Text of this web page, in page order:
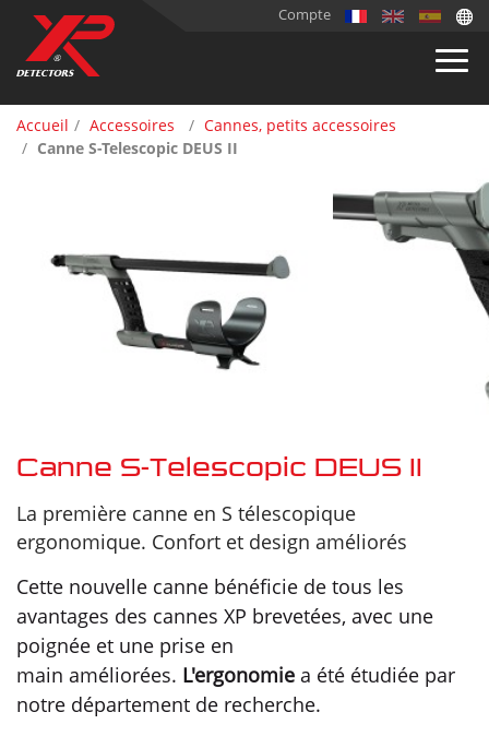
Compte
Accueil Accessoires
Cannes, petits accessoires
Canne S-Telescopic DEUS II
Canne S-Telescopic DEUS II
La première canne en S télescopique
ergonomique. Confort et design améliorés
Cette nouvelle canne bénéficie de tous les
avantages des cannes XP brevetées, avec une
poignée et une prise en
main améliorées. L'ergonomie a été étudiée par
notre département de recherche.